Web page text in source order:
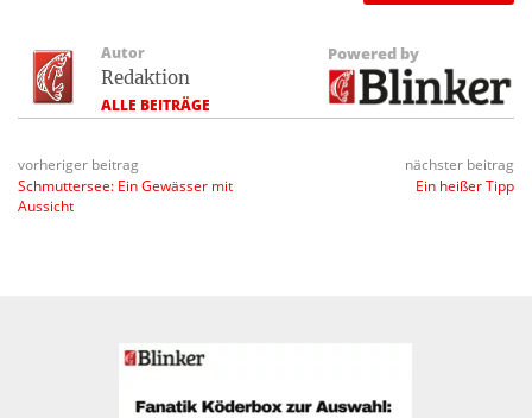
Autor
Redaktion
ALLE BEITRÄGE
Powered by
vorheriger beitrag
Schmuttersee: Ein Gewässer mit
Aussicht
nächster beitrag
Ein heißer Tipp